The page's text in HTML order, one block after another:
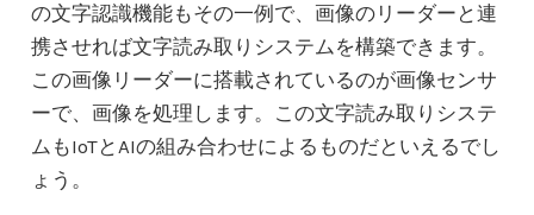
の文字認識機能もその一例で、画像のリーダーと連
携させれば文字読み取りシステムを構築できます。
この画像リーダーに搭載されているのが画像センサ
ーで、画像を処理します。この文字読み取りシステ
ムもIoTとAIの組み合わせによるものだといえるでし
ょう。